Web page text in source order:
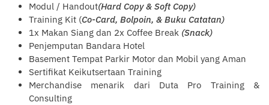
Modul / Handout(Hard Copy & Soft Copy)
Training Kit (Co-Card, Bolpoin, & Buku Catatan)
1x Makan Siang dan 2x Coffee Break (Snack)
Penjemputan Bandara Hotel
Basement Tempat Parkir Motor dan Mobil yang Aman
Sertifikat Keikutsertaan Training
Merchandise menarik dari Duta Pro Training &
Consulting